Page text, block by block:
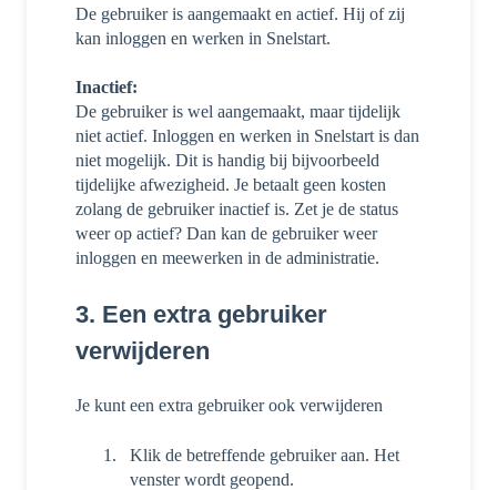
De gebruiker is aangemaakt en actief. Hij of zij
kan inloggen en werken in Snelstart.
Inactief:
De gebruiker is wel aangemaakt, maar tijdelijk
niet actief. Inloggen en werken in Snelstart is dan
niet mogelijk. Dit is handig bij bijvoorbeeld
tijdelijke afwezigheid. Je betaalt geen kosten
zolang de gebruiker inactief is. Zet je de status
weer op actief? Dan kan de gebruiker weer
inloggen en meewerken in de administratie.
3. Een extra gebruiker
verwijderen
Je kunt een extra gebruiker ook verwijderen
Klik de betreffende gebruiker aan. Het
venster wordt geopend.